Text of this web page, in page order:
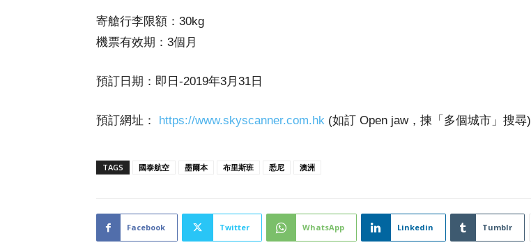
寄艙行李限額：30kg
機票有效期：3個月
預訂日期：即日-2019年3月31日
預訂網址： https://www.skyscanner.com.hk (如訂 Open jaw，揀「多個城市」搜尋)
TAGS 國泰航空 墨爾本 布里斯班 悉尼 澳洲
Facebook Twitter WhatsApp Linkedin Tumblr